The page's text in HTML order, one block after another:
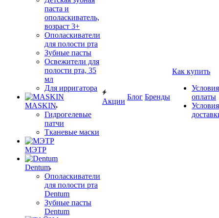
паста и
ополаскиватель,
возраст 3+
Ополаскиватели
для полости рта
Зубные пасты
Освежители для
полости рта, 35
мл
Для ирригатора
MASKIN
Гидрогелевые
патчи
Тканевые маски
МЭТР
Dentum
Ополаскиватели
для полости рта
Dentum
Зубные пасты
Dentum
Акции
Блог Бренды
Как купить
Условия
оплаты
Условия